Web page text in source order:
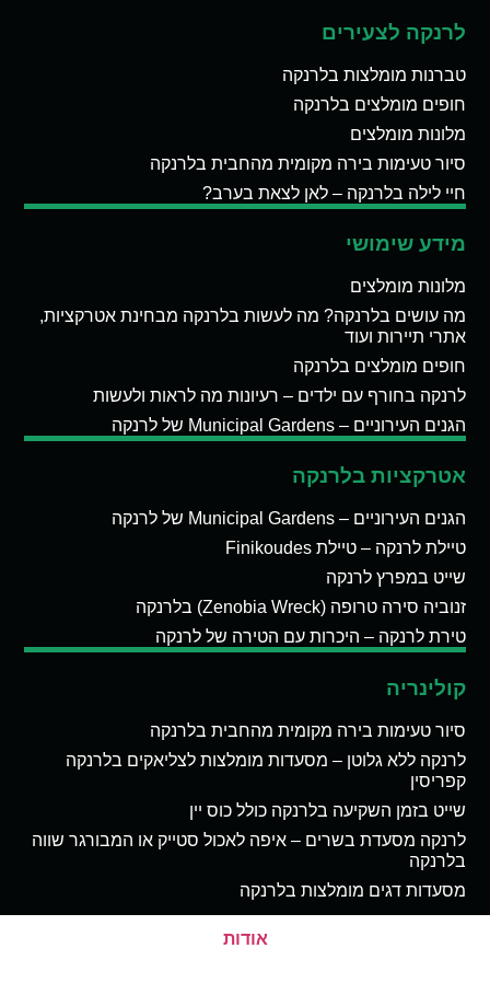
לרנקה לצעירים
טברנות מומלצות בלרנקה
חופים מומלצים בלרנקה
מלונות מומלצים
סיור טעימות בירה מקומית מהחבית בלרנקה
חיי לילה בלרנקה – לאן לצאת בערב?
מידע שימושי
מלונות מומלצים
מה עושים בלרנקה? מה לעשות בלרנקה מבחינת אטרקציות,
אתרי תיירות ועוד
חופים מומלצים בלרנקה
לרנקה בחורף עם ילדים – רעיונות מה לראות ולעשות
הגנים העירוניים – Municipal Gardens של לרנקה
אטרקציות בלרנקה
הגנים העירוניים – Municipal Gardens של לרנקה
טיילת לרנקה – טיילת Finikoudes
שייט במפרץ לרנקה
זנוביה סירה טרופה (Zenobia Wreck) בלרנקה
טירת לרנקה – היכרות עם הטירה של לרנקה
קולינריה
סיור טעימות בירה מקומית מהחבית בלרנקה
לרנקה ללא גלוטן – מסעדות מומלצות לצליאקים בלרנקה
קפריסין
שייט בזמן השקיעה בלרנקה כולל כוס יין
לרנקה מסעדת בשרים – איפה לאכול סטייק או המבורגר שווה
בלרנקה
מסעדות דגים מומלצות בלרנקה
אודות